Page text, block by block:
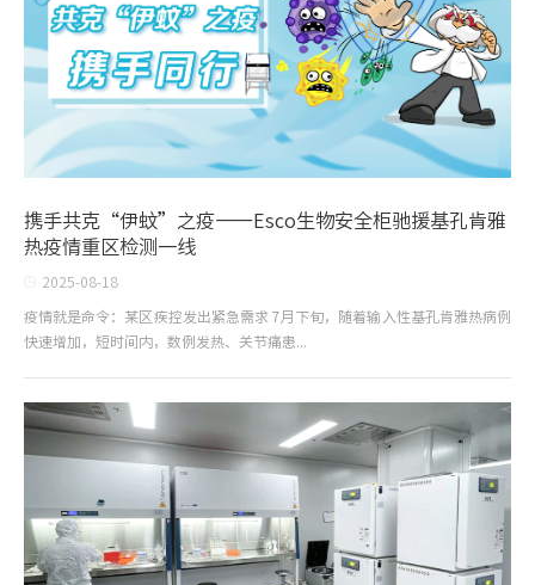
携手共克“伊蚊”之疫——Esco生物安全柜驰援基孔肯雅
热疫情重区检测一线
2025-08-18
疫情就是命令：某区疾控发出紧急需求 7月下旬，随着输入性基孔肯雅热病例
快速增加，短时间内，数例发热、关节痛患...